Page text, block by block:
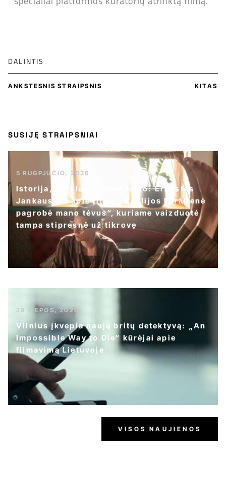
DALINTIS
ANKSTESNIS STRAIPSNIS KITAS
SUSIJĘ STRAIPSNIAI
5 RUGPJŪČIO, 2026
Istorija, kuri laukė savo laiko: Ernestas
Jankauskas apie filmą „Anglijos karalienė
pagrobė mano tėvus“, kuriame vaizduotė
tampa stipresnė už tikrovę
29 LIEPOS, 2026
Vilnius įkvepia naują britų detektyvą: „An
Impossible Way to Die“ kūrėjai apie
filmavimą Lietuvoje
VISOS NAUJIENOS